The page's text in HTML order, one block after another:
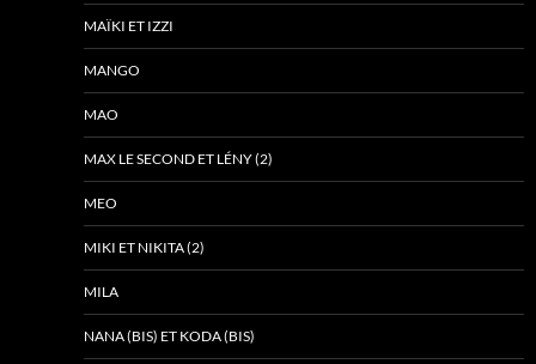
MAÏKI ET IZZI
MANGO
MAO
MAX LE SECOND ET LÉNY (2)
MEO
MIKI ET NIKITA (2)
MILA
NANA (BIS) ET KODA (BIS)